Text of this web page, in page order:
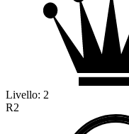
Livello: 2
R2